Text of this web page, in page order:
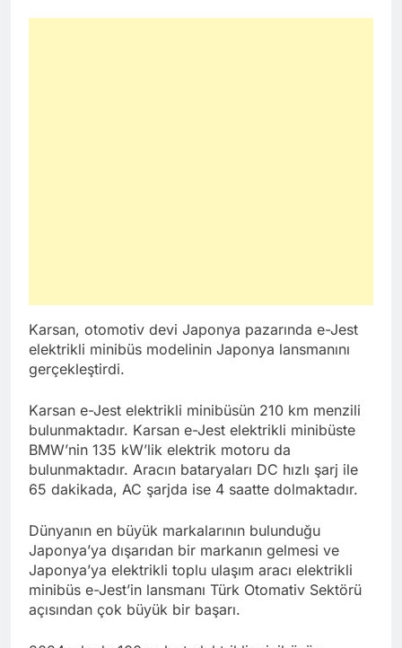
Karsan, otomotiv devi Japonya pazarında e-Jest
elektrikli minibüs modelinin Japonya lansmanını
gerçekleştirdi.
Karsan e-Jest elektrikli minibüsün 210 km menzili
bulunmaktadır. Karsan e-Jest elektrikli minibüste
BMW’nin 135 kW’lik elektrik motoru da
bulunmaktadır. Aracın bataryaları DC hızlı şarj ile
65 dakikada, AC şarjda ise 4 saatte dolmaktadır.
Dünyanın en büyük markalarının bulunduğu
Japonya’ya dışarıdan bir markanın gelmesi ve
Japonya’ya elektrikli toplu ulaşım aracı elektrikli
minibüs e-Jest’in lansmanı Türk Otomativ Sektörü
açısından çok büyük bir başarı.